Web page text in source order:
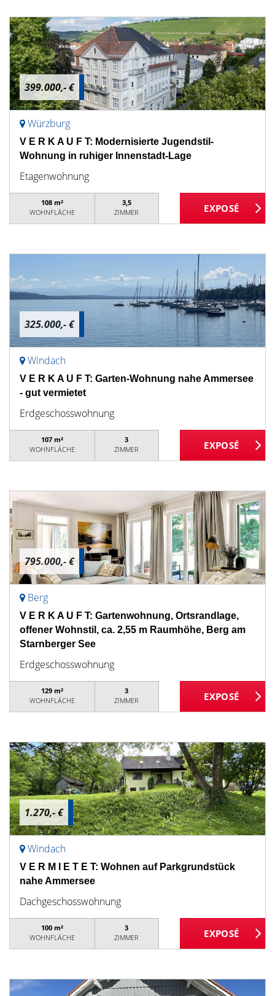
399.000,- €
Würzburg
V E R K A U F T: Modernisierte Jugendstil-
Wohnung in ruhiger Innenstadt-Lage
Etagenwohnung
108 m²
WOHNFLÄCHE
3,5
ZIMMER
325.000,- €
Windach
V E R K A U F T: Garten-Wohnung nahe Ammersee
- gut vermietet
Erdgeschosswohnung
107 m²
WOHNFLÄCHE
3
ZIMMER
795.000,- €
Berg
V E R K A U F T: Gartenwohnung, Ortsrandlage,
offener Wohnstil, ca. 2,55 m Raumhöhe, Berg am
Starnberger See
Erdgeschosswohnung
129 m²
WOHNFLÄCHE
3
ZIMMER
1.270,- €
Windach
V E R M I E T E T: Wohnen auf Parkgrundstück
nahe Ammersee
Dachgeschosswohnung
100 m²
WOHNFLÄCHE
3
ZIMMER